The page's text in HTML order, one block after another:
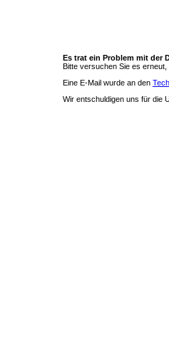
Es trat ein Problem mit der
Bitte versuchen Sie es erneut,
Eine E-Mail wurde an den
Wir entschuldigen uns für die